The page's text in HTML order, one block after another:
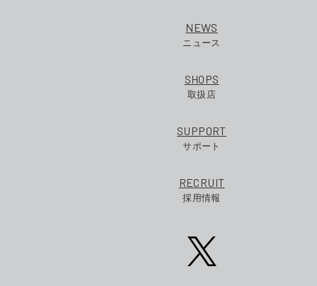
NEWS
ニュース
SHOPS
取扱店
SUPPORT
サポート
RECRUIT
採用情報